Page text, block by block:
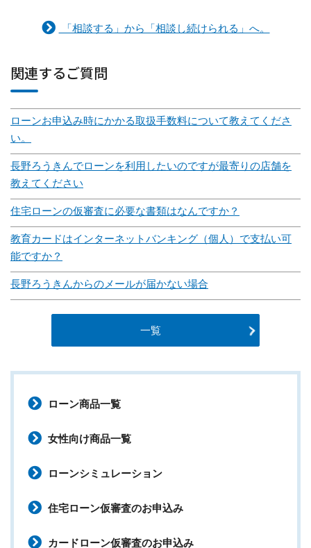
「相談する」から「相談し続けられる」へ。
関連するご質問
ローンお申込み時にかかる取扱手数料について教えてくださ
い。
長野ろうきんでローンを利用したいのですが最寄りの店舗を
教えてください
住宅ローンの仮審査に必要な書類はなんですか？
教育カードはインターネットバンキング（個人）で支払い可
能ですか？
長野ろうきんからのメールが届かない場合
一覧
ローン商品一覧
女性向け商品一覧
ローンシミュレーション
住宅ローン仮審査のお申込み
カードローン仮審査のお申込み